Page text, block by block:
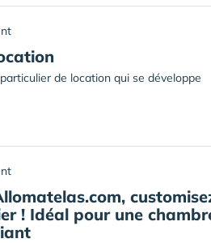
de location qui se développe
! Idéal pour une